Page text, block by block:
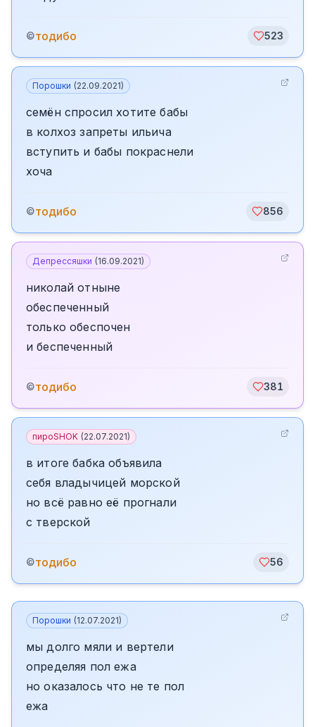
©тодибо 523
Порошки (22.09.2021)
семён спросил хотите бабы
в колхоз запреты ильича
вступить и бабы покраснели
хоча
©тодибо 856
Депрессяшки (16.09.2021)
николай отныне
обеспеченный
только обеспочен
и беспеченный
©тодибо 381
пироSHOK (22.07.2021)
в итоге бабка объявила
себя владычицей морской
но всё равно её прогнали
с тверской
©тодибо 56
Порошки (12.07.2021)
мы долго мяли и вертели
определяя пол ежа
но оказалось что не те пол
ежа